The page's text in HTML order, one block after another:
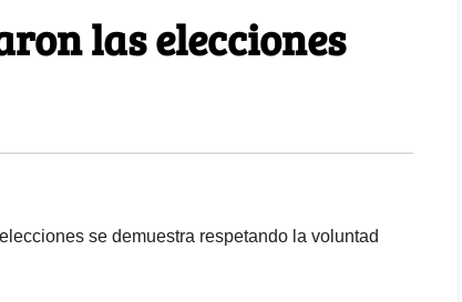
las elecciones
se demuestra respetando la voluntad